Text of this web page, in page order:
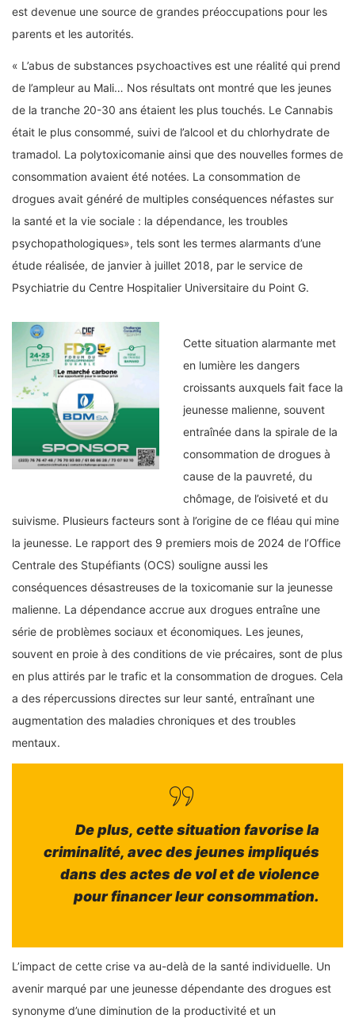
est devenue une source de grandes préoccupations pour les
parents et les autorités.
« L’abus de substances psychoactives est une réalité qui prend
de l’ampleur au Mali… Nos résultats ont montré que les jeunes
de la tranche 20-30 ans étaient les plus touchés. Le Cannabis
était le plus consommé, suivi de l’alcool et du chlorhydrate de
tramadol. La polytoxicomanie ainsi que des nouvelles formes de
consommation avaient été notées. La consommation de
drogues avait généré de multiples conséquences néfastes sur
la santé et la vie sociale : la dépendance, les troubles
psychopathologiques», tels sont les termes alarmants d’une
étude réalisée, de janvier à juillet 2018, par le service de
Psychiatrie du Centre Hospitalier Universitaire du Point G.
Cette situation alarmante met
en lumière les dangers
croissants auxquels fait face la
jeunesse malienne, souvent
entraînée dans la spirale de la
consommation de drogues à
cause de la pauvreté, du
chômage, de l’oisiveté et du
suivisme. Plusieurs facteurs sont à l’origine de ce fléau qui mine
la jeunesse. Le rapport des 9 premiers mois de 2024 de l’Office
Centrale des Stupéfiants (OCS) souligne aussi les
conséquences désastreuses de la toxicomanie sur la jeunesse
malienne. La dépendance accrue aux drogues entraîne une
série de problèmes sociaux et économiques. Les jeunes,
souvent en proie à des conditions de vie précaires, sont de plus
en plus attirés par le trafic et la consommation de drogues. Cela
a des répercussions directes sur leur santé, entraînant une
augmentation des maladies chroniques et des troubles
mentaux.
De plus, cette situation favorise la
criminalité, avec des jeunes impliqués
dans des actes de vol et de violence
pour financer leur consommation.
L’impact de cette crise va au-delà de la santé individuelle. Un
avenir marqué par une jeunesse dépendante des drogues est
synonyme d’une diminution de la productivité et un